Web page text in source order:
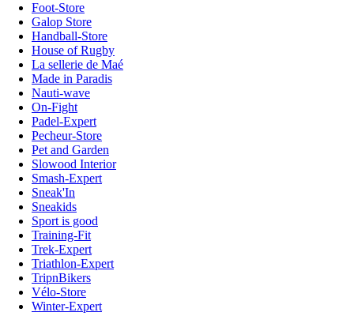
Foot-Store
Galop Store
Handball-Store
House of Rugby
La sellerie de Maé
Made in Paradis
Nauti-wave
On-Fight
Padel-Expert
Pecheur-Store
Pet and Garden
Slowood Interior
Smash-Expert
Sneak'In
Sneakids
Sport is good
Training-Fit
Trek-Expert
Triathlon-Expert
TripnBikers
Vélo-Store
Winter-Expert